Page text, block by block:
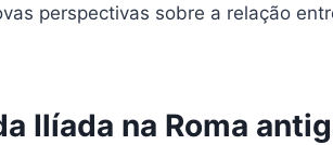
perspectivas sobre a relação
Ilíada na Roma